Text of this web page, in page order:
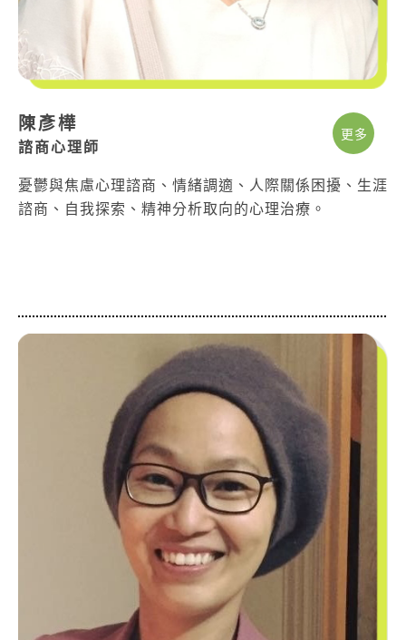
更多
陳彥樺
諮商心理師
憂鬱與焦慮心理諮商、情緒調適、人際關係困擾、生涯
諮商、自我探索、精神分析取向的心理治療。